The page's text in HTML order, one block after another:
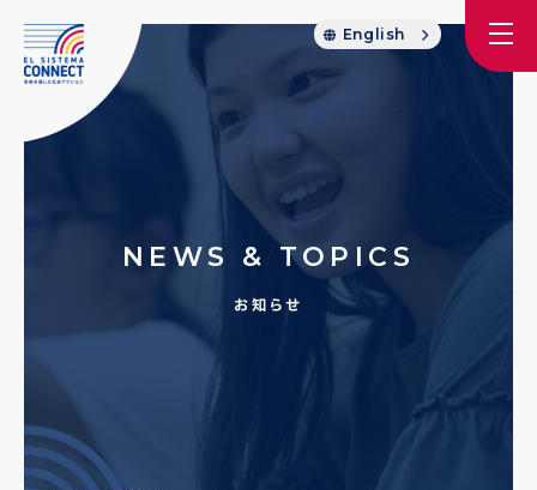
English
NEWS & TOPICS
お知らせ